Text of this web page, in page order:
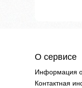
О сервисе
Информация
Контактная